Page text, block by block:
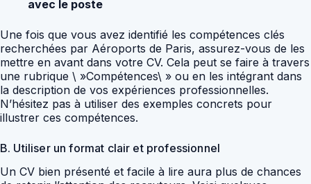
avec le poste
Une fois que vous avez identifié les compétences clés
recherchées par Aéroports de Paris, assurez-vous de les
mettre en avant dans votre CV. Cela peut se faire à travers
une rubrique \ »Compétences\ » ou en les intégrant dans
la description de vos expériences professionnelles.
N’hésitez pas à utiliser des exemples concrets pour
illustrer ces compétences.
B. Utiliser un format clair et professionnel
Un CV bien présenté et facile à lire aura plus de chances